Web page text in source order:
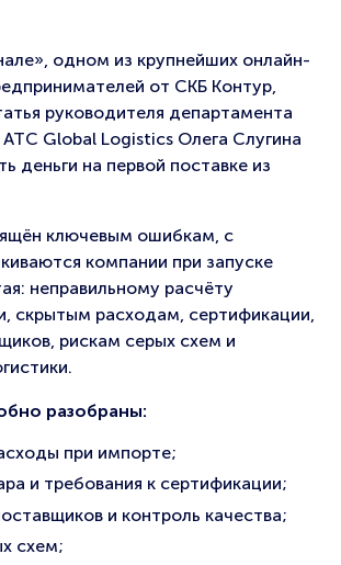
одном из крупнейших онлайн-
от СКБ Контур,
руководителя департамента
Global Logistics Олега Слугина
деньги на первой поставке из
ключевым ошибкам, с
компании при запуске
неправильному расчёту
скрытым расходам, сертификации,
рискам серых схем и
разобраны:
при импорте;
и требования к сертификации;
и контроль качества;
схем;